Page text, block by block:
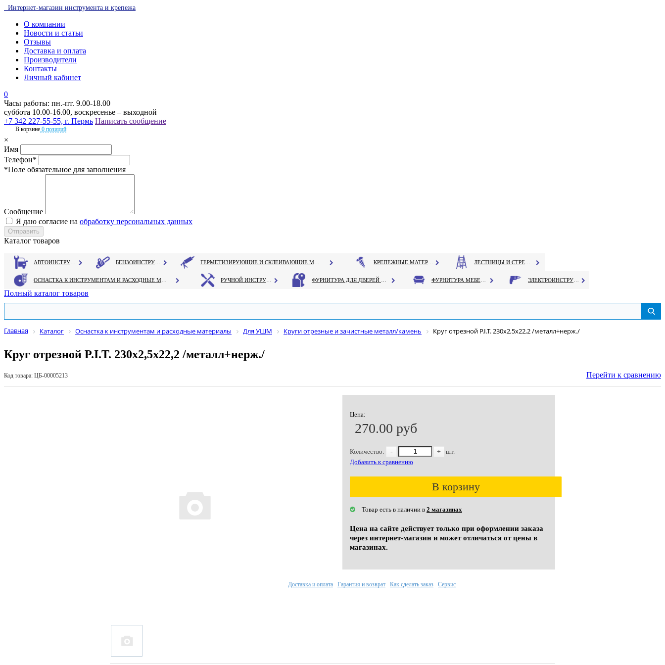
Интернет-магазин инструмента и крепежа
О компании
Новости и статьи
Отзывы
Доставка и оплата
Производители
Контакты
Личный кабинет
0
Часы работы: пн.-пт. 9.00-18.00
суббота 10.00-16.00, воскресенье – выходной
+7 342 227-55-55, г. Пермь Написать сообщение
В корзине 0 позиций
×
Имя
Телефон*
*Поле обязательное для заполнения
Сообщение
Я даю согласие на обработку персональных данных
Каталог товаров
Полный каталог товаров
Главная Каталог Оснастка к инструментам и расходные материалы Для УШМ Круги отрезные и зачистные металл/камень Круг отрезной P.I.T. 230х2,5х22,2 /металл+нерж./
Круг отрезной P.I.T. 230х2,5х22,2 /металл+нерж./
Код товара: ЦБ-00005213 Перейти к сравнению
Цена:
270.00 руб
Количество: - +
шт.
Добавить к сравнению
В корзину
Товар есть в наличии в 2 магазинах
Цена на сайте действует только при оформлении заказа
через интернет-магазин и может отличаться от цены в
магазинах.
Доставка и оплата Гарантия и возврат Как сделать заказ Сервис